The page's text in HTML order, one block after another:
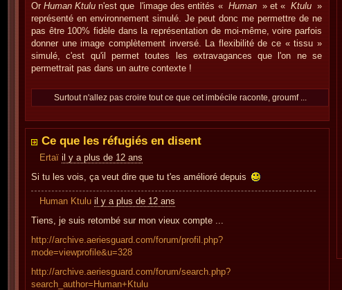
OrHuman Ktulu n'est que l'image des entités « Human » et « Ktulu »
représenté en environnement simulé. Je peut donc me permettre de ne
pas être 100% fidèle dans la représentation de moi-même, voire parfois
donner une image complètement inversé. La flexibilité de ce « tissu »
simulé, c'est qu'il permet toutes les extravagances que l'on ne se
permettrait pas dans un autre contexte !
Surtout n'allez pas croire tout ce que cet imbécile raconte, groumf ...
Ce que les réfugiés en disent
Ertaï il y a plus de 12 ans
Si tu les vois, ça veut dire que tu t'es amélioré depuis
Human Ktulu il y a plus de 12 ans
Tiens, je suis retombé sur mon vieux compte ...
http://archive.aeriesguard.com/forum/profil.php?
mode=viewprofile&u=328
http://archive.aeriesguard.com/forum/search.php?
search_author=Human+Ktulu